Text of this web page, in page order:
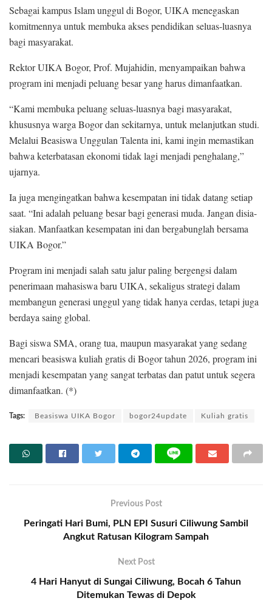
Sebagai kampus Islam unggul di Bogor, UIKA menegaskan
komitmennya untuk membuka akses pendidikan seluas-luasnya
bagi masyarakat.
Rektor UIKA Bogor, Prof. Mujahidin, menyampaikan bahwa
program ini menjadi peluang besar yang harus dimanfaatkan.
“Kami membuka peluang seluas-luasnya bagi masyarakat,
khususnya warga Bogor dan sekitarnya, untuk melanjutkan studi.
Melalui Beasiswa Unggulan Talenta ini, kami ingin memastikan
bahwa keterbatasan ekonomi tidak lagi menjadi penghalang,”
ujarnya.
Ia juga mengingatkan bahwa kesempatan ini tidak datang setiap
saat. “Ini adalah peluang besar bagi generasi muda. Jangan disia-
siakan. Manfaatkan kesempatan ini dan bergabunglah bersama
UIKA Bogor.”
Program ini menjadi salah satu jalur paling bergengsi dalam
penerimaan mahasiswa baru UIKA, sekaligus strategi dalam
membangun generasi unggul yang tidak hanya cerdas, tetapi juga
berdaya saing global.
Bagi siswa SMA, orang tua, maupun masyarakat yang sedang
mencari beasiswa kuliah gratis di Bogor tahun 2026, program ini
menjadi kesempatan yang sangat terbatas dan patut untuk segera
dimanfaatkan. (*)
Tags: Beasiswa UIKA Bogor bogor24update Kuliah gratis
Previous Post
Peringati Hari Bumi, PLN EPI Susuri Ciliwung Sambil
Angkut Ratusan Kilogram Sampah
Next Post
4 Hari Hanyut di Sungai Ciliwung, Bocah 6 Tahun
Ditemukan Tewas di Depok